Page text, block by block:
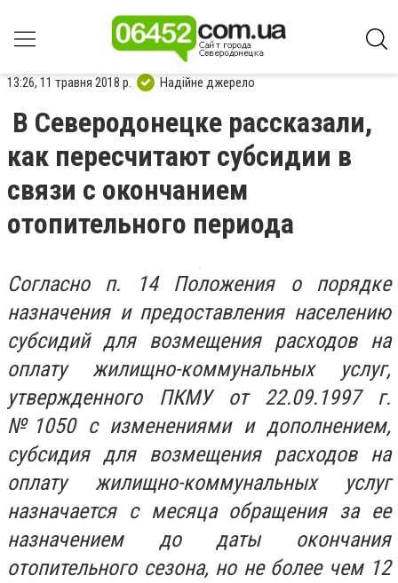
13:26, 11 травня 2018 р. Надійне джерело
В Северодонецке рассказали,
как пересчитают субсидии в
связи с окончанием
отопительного периода
Согласно п. 14 Положения о порядке
назначения и предоставления населению
субсидий для возмещения расходов на
оплату жилищно-коммунальных услуг,
утвержденного ПКМУ от 22.09.1997 г.
№1050 с изменениями и дополнением,
субсидия для возмещения расходов на
оплату жилищно-коммунальных услуг
назначается с месяца обращения за ее
назначением до даты окончания
отопительного сезона, но не более чем 12